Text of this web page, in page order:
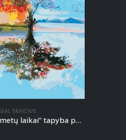
SKAIČIUS
“Keturi metų laikai” tapyba pagal skaičius